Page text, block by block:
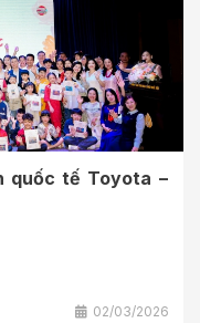
quốc tế Toyota −
02/03/2026